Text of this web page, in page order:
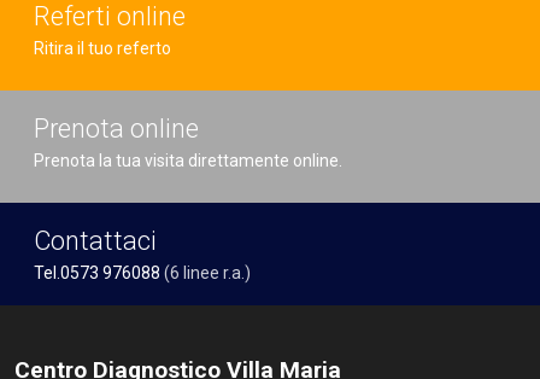
Referti online
Ritira il tuo referto
Prenota online
Prenota la tua visita direttamente online.
Contattaci
Tel.0573 976088 (6 linee r.a.)
Centro Diagnostico Villa Maria